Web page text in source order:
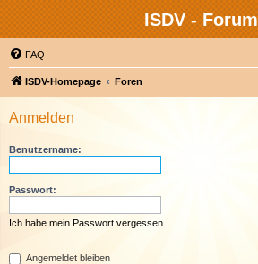
ISDV - Forum
FAQ
ISDV-Homepage Foren
Anmelden
Benutzername:
Passwort:
Ich habe mein Passwort vergessen
Angemeldet bleiben